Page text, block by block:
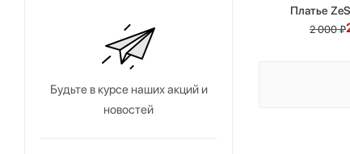
Платье
2 000₽
Будьте в курсе наших акций и
новостей